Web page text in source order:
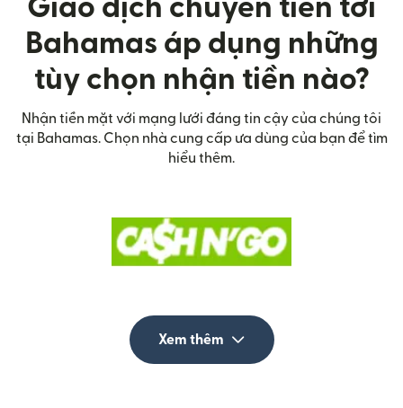
Giao dịch chuyển tiến tới
Bahamas áp dụng những
tùy chọn nhận tiền nào?
Nhận tiền mặt với mạng lưới đáng tin cậy của chúng tôi
tại Bahamas. Chọn nhà cung cấp ưa dùng của bạn để tìm
hiểu thêm.
Xem thêm